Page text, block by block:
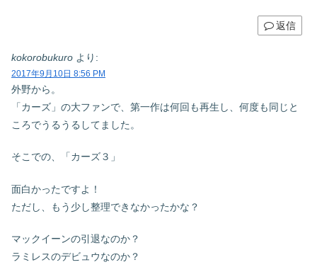
返信
kokorobukuro より:
2017年9月10日 8:56 PM
外野から。
「カーズ」の大ファンで、第一作は何回も再生し、何度も同じと
ころでうるうるしてました。
そこでの、「カーズ３」
面白かったですよ！
ただし、もう少し整理できなかったかな？
マックイーンの引退なのか？
ラミレスのデビュウなのか？